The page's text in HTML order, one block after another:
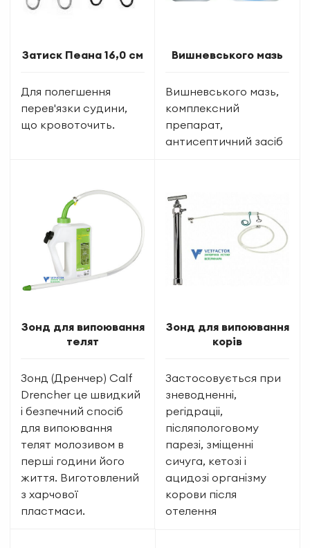
Затиск Пеана 16,0 см
Для полегшення
перев'язки судини,
що кровоточить.
Вишневського мазь
Вишневського мазь,
комплексний
препарат,
антисептичний засіб
Зонд для випоювання
телят
Зонд (Дренчер) Calf
Drencher це швидкий
і безпечний спосіб
для випоювання
телят молозивом в
перші години його
життя. Виготовлений
з харчової
пластмаси.
Зонд для випоювання
корів
Застосовується при
зневодненні,
регідраціі,
післяпологовому
парезі, зміщенні
сичуга, кетозі і
ацидозі організму
корови після
отелення